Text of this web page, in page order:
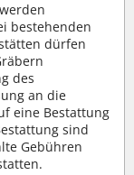
bestehenden
dürfen
des
an die
eine Bestattung
sind
Gebühren